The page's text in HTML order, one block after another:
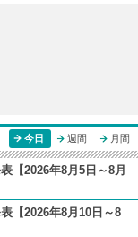
今日 週間 月間
【2026年8月5日～8月
【2026年8月10日～8